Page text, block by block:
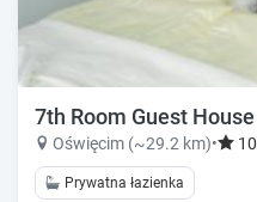
7th Room Guest House
Oświęcim (~29.2 km)• 10
Prywatna łazienka